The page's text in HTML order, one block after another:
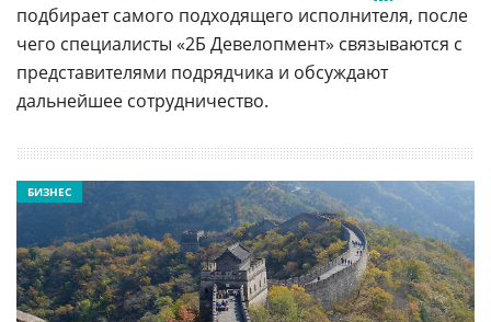
подбирает самого подходящего исполнителя, после
чего специалисты «2Б Девелопмент» связываются с
представителями подрядчика и обсуждают
дальнейшее сотрудничество.
БИЗНЕС